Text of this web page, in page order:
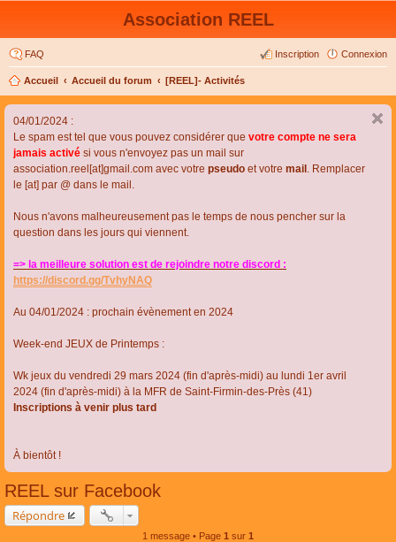
Association REEL
FAQ Connexion
Inscription
Accueil Accueil du forum [REEL]- Activités
04/01/2024 :
Le spam est tel que vous pouvez considérer que votre compte ne sera
jamais activé si vous n'envoyez pas un mail sur
association.reel[at]gmail.com avec votre pseudo et votre mail . Remplacer
le [at] par @ dans le mail.
Nous n'avons malheureusement pas le temps de nous pencher sur la
question dans les jours qui viennent.
=> la meilleure solution est de rejoindre notre discord :
https://discord.gg/TvhyNAQ
Au 04/01/2024 : prochain évènement en 2024
Week-end JEUX de Printemps :
Wk jeux du vendredi 29 mars 2024 (fin d'après-midi) au lundi 1er avril
2024 (fin d'après-midi) à la MFR de Saint-Firmin-des-Près (41)
Inscriptions à venir plus tard
À bientôt !
REEL sur Facebook
Répondre
1 message • Page 1 sur 1